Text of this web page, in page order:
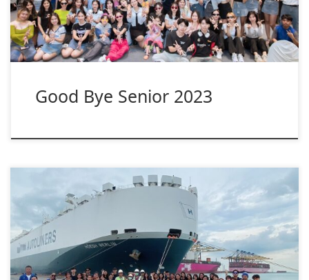
Good Bye Senior 2023
เมื่อวันที่ 26 ตุลาคม ที่ผ่านมา นักศึกษาชั้นปีที่ 4 สาขาการจัดการ
โลจ […]